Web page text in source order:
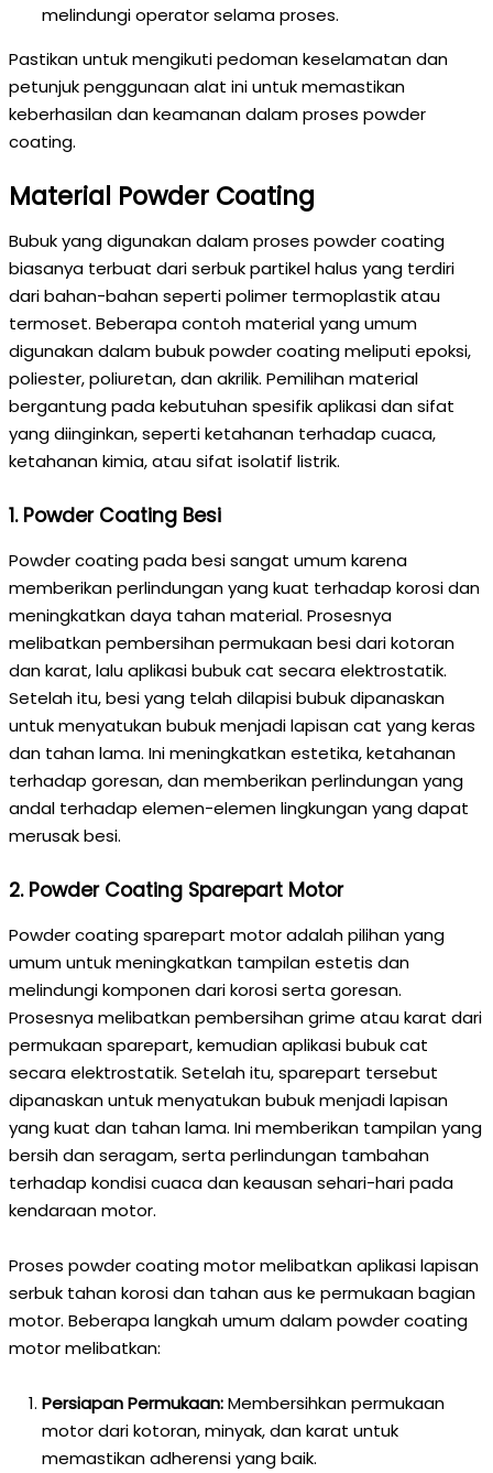
melindungi operator selama proses.
Pastikan untuk mengikuti pedoman keselamatan dan
petunjuk penggunaan alat ini untuk memastikan
keberhasilan dan keamanan dalam proses powder
coating.
Material Powder Coating
Bubuk yang digunakan dalam proses powder coating
biasanya terbuat dari serbuk partikel halus yang terdiri
dari bahan-bahan seperti polimer termoplastik atau
termoset. Beberapa contoh material yang umum
digunakan dalam bubuk powder coating meliputi epoksi,
poliester, poliuretan, dan akrilik. Pemilihan material
bergantung pada kebutuhan spesifik aplikasi dan sifat
yang diinginkan, seperti ketahanan terhadap cuaca,
ketahanan kimia, atau sifat isolatif listrik.
1. Powder Coating Besi
Powder coating pada besi sangat umum karena
memberikan perlindungan yang kuat terhadap korosi dan
meningkatkan daya tahan material. Prosesnya
melibatkan pembersihan permukaan besi dari kotoran
dan karat, lalu aplikasi bubuk cat secara elektrostatik.
Setelah itu, besi yang telah dilapisi bubuk dipanaskan
untuk menyatukan bubuk menjadi lapisan cat yang keras
dan tahan lama. Ini meningkatkan estetika, ketahanan
terhadap goresan, dan memberikan perlindungan yang
andal terhadap elemen-elemen lingkungan yang dapat
merusak besi.
2. Powder Coating Sparepart Motor
Powder coating sparepart motor adalah pilihan yang
umum untuk meningkatkan tampilan estetis dan
melindungi komponen dari korosi serta goresan.
Prosesnya melibatkan pembersihan grime atau karat dari
permukaan sparepart, kemudian aplikasi bubuk cat
secara elektrostatik. Setelah itu, sparepart tersebut
dipanaskan untuk menyatukan bubuk menjadi lapisan
yang kuat dan tahan lama. Ini memberikan tampilan yang
bersih dan seragam, serta perlindungan tambahan
terhadap kondisi cuaca dan keausan sehari-hari pada
kendaraan motor.
Proses powder coating motor melibatkan aplikasi lapisan
serbuk tahan korosi dan tahan aus ke permukaan bagian
motor. Beberapa langkah umum dalam powder coating
motor melibatkan:
Persiapan Permukaan:Membersihkan permukaan
motor dari kotoran, minyak, dan karat untuk
memastikan adherensi yang baik.